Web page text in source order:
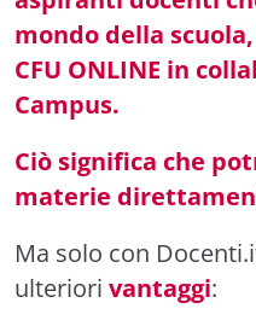
mondo della
CFU ONLINE in
Campus.
Ciò significa che
materie
Ma solo con
ulteriori vantaggi: